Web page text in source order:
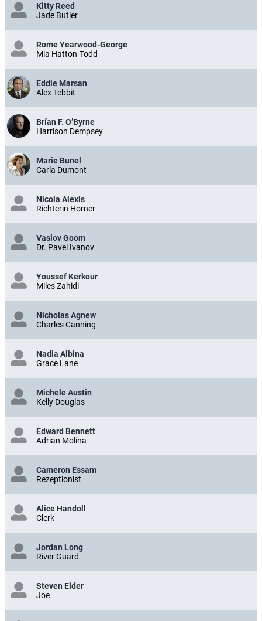
Kitty Reed
Jade Butler
Rome Yearwood-George
Mia Hatton-Todd
Eddie Marsan
Alex Tebbit
Brían F. O’Byrne
Harrison Dempsey
Marie Bunel
Carla Dumont
Nicola Alexis
Richterin Horner
Vaslov Goom
Dr. Pavel Ivanov
Youssef Kerkour
Miles Zahidi
Nicholas Agnew
Charles Canning
Nadia Albina
Grace Lane
Michele Austin
Kelly Douglas
Edward Bennett
Adrian Molina
Cameron Essam
Rezeptionist
Alice Handoll
Clerk
Jordan Long
River Guard
Steven Elder
Joe